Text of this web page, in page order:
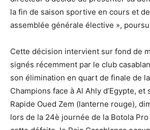
la fin de saison sportive en cours et
assemblée générale élective »,
Cette décision intervient sur fond de
signés récemment par le club
son élimination en quart de finale de
Champions face à Al Ahly d’Egypte, et
Rapide Oued Zem (lanterne rouge),
lors de la 24è journée de la Botola Pro